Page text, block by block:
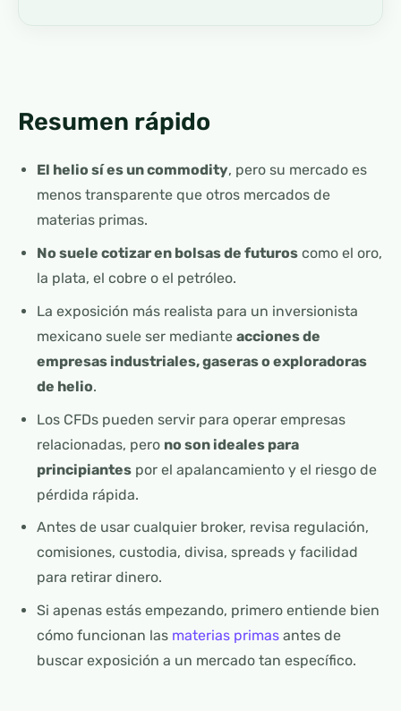
Resumen rápido
El helio sí es un commodity, pero su mercado es
menos transparente que otros mercados de
materias primas.
No suele cotizar en bolsas de futuroscomo el oro,
la plata, el cobre o el petróleo.
La exposición más realista para un inversionista
mexicano suele ser mediante acciones de
empresas industriales, gaseras o exploradoras
de helio.
Los CFDs pueden servir para operar empresas
relacionadas, pero no son ideales para
principiantespor el apalancamiento y el riesgo de
pérdida rápida.
Antes de usar cualquier broker, revisa regulación,
comisiones, custodia, divisa, spreads y facilidad
para retirar dinero.
Si apenas estás empezando, primero entiende bien
cómo funcionan las materias primasantes de
buscar exposición a un mercado tan específico.